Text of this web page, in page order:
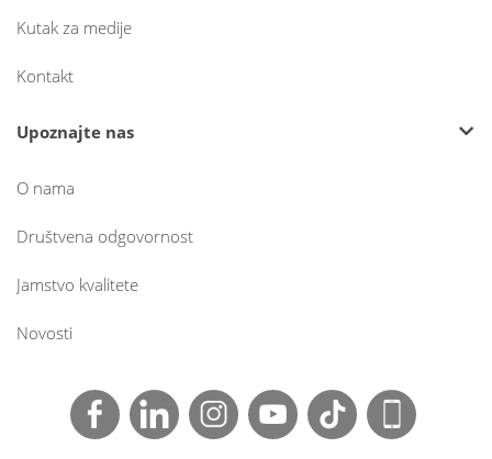
Kutak za medije
Kontakt
Upoznajte nas
O nama
Društvena odgovornost
Jamstvo kvalitete
Novosti